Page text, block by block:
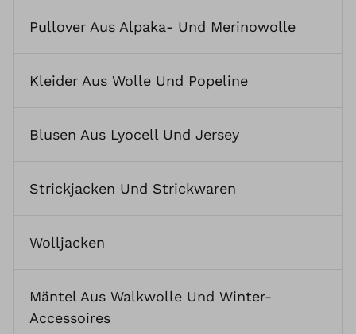
Pullover Aus Alpaka- Und Merinowolle
Kleider Aus Wolle Und Popeline
Blusen Aus Lyocell Und Jersey
Strickjacken Und Strickwaren
Wolljacken
Mäntel Aus Walkwolle Und Winter-
Accessoires